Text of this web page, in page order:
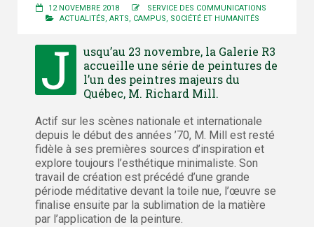
12 NOVEMBRE 2018
SERVICE DES COMMUNICATIONS
ACTUALITÉS, ARTS, CAMPUS, SOCIÉTÉ ET HUMANITÉS
J
usqu’au 23 novembre, la Galerie R3
accueille une série de peintures de
l’un des peintres majeurs du
Québec, M. Richard Mill.
Actif sur les scènes nationale et internationale
depuis le début des années ’70, M. Mill est resté
fidèle à ses premières sources d’inspiration et
explore toujours l’esthétique minimaliste. Son
travail de création est précédé d’une grande
période méditative devant la toile nue, l’œuvre se
finalise ensuite par la sublimation de la matière
par l’application de la peinture.